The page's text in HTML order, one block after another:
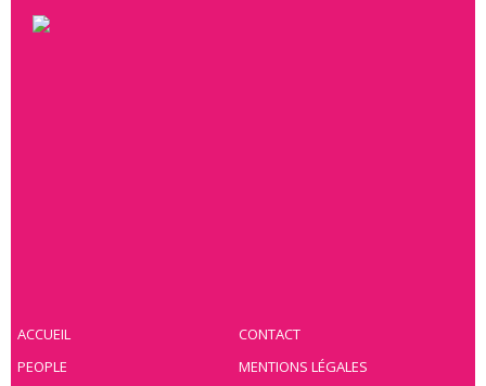
ACCUEIL
PEOPLE
CONTACT
MENTIONS LÉGALES